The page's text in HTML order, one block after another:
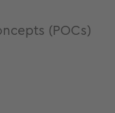
(POCs)